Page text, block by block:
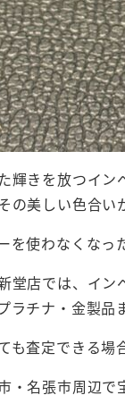
輝きを放つイ
の美しい色合
を使わなくな
堂店では、イ
ラチナ・金製品
も査定できる
・名張市周辺